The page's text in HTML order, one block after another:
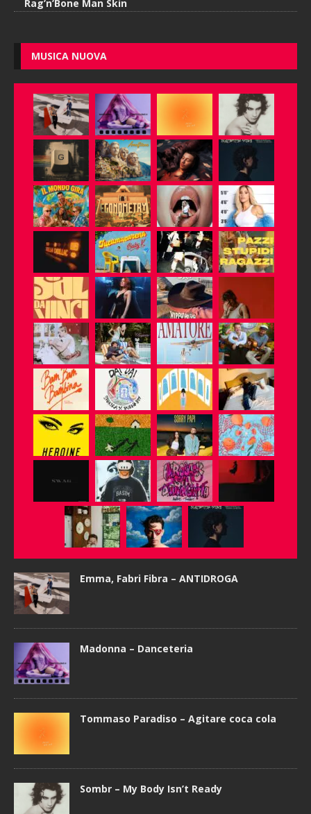
Rag’n’Bone Man Skin
MUSICA NUOVA
Emma, Fabri Fibra – ANTIDROGA
Madonna – Danceteria
Tommaso Paradiso – Agitare coca cola
Sombr – My Body Isn’t Ready